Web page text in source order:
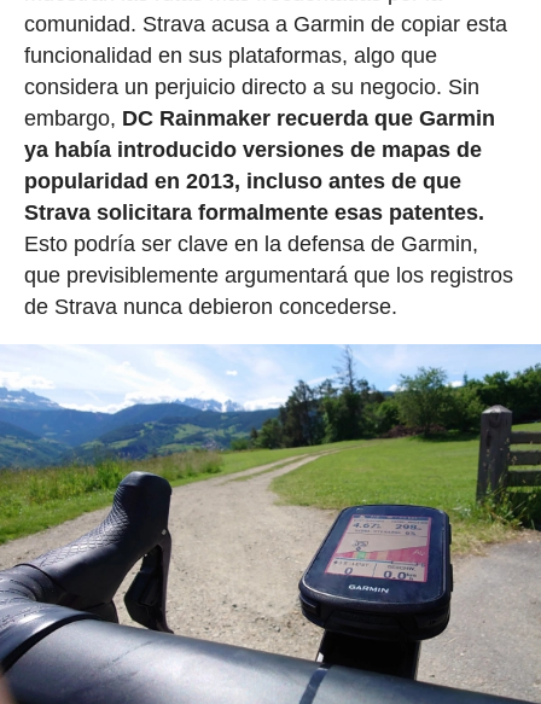
comunidad. Strava acusa a Garmin de copiar esta
funcionalidad en sus plataformas, algo que
considera un perjuicio directo a su negocio. Sin
embargo, DC Rainmaker recuerda que Garmin
ya había introducido versiones de mapas de
popularidad en 2013, incluso antes de que
Strava solicitara formalmente esas patentes.
Esto podría ser clave en la defensa de Garmin,
que previsiblemente argumentará que los registros
de Strava nunca debieron concederse.